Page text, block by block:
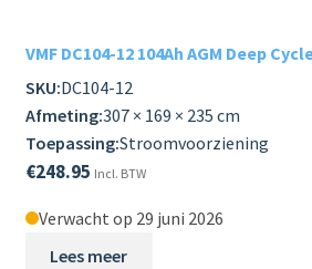
VMF DC104-12 104Ah AGM Deep
SKU:DC104-12
Afmeting:307 × 169 × 235 cm
Toepassing:Stroomvoorziening
€248.95 Incl. BTW
Verwacht op 29 juni 2026
Lees meer